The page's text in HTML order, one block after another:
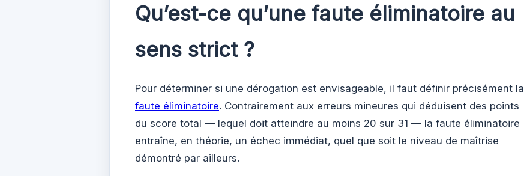
Qu’est-ce qu’une faute éliminatoire au
sens strict ?
Pour déterminer si une dérogation est envisageable, il faut définir précisément la
faute éliminatoire. Contrairement aux erreurs mineures qui déduisent des points
du score total — lequel doit atteindre au moins 20 sur 31 — la faute éliminatoire
entraîne, en théorie, un échec immédiat, quel que soit le niveau de maîtrise
démontré par ailleurs.